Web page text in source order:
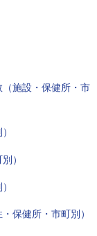
施設・保健所・市
）
保健所・市町別）